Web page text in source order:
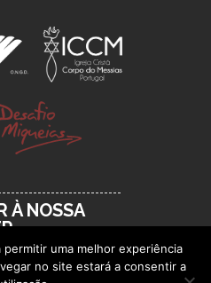
À NOSSA
uma melhor experiência
no site estará a consentir a